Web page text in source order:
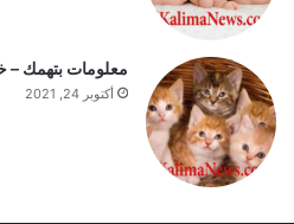
معلومات بتهمك –
أكتوبر 24, 2021